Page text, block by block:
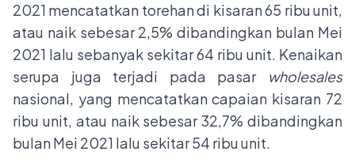
2021 mencatatkan torehan di kisaran 65 ribu unit,
atau naik sebesar 2,5% dibandingkan bulan Mei
2021 lalu sebanyak sekitar 64 ribu unit. Kenaikan
serupa juga terjadi pada pasar wholesales
nasional, yang mencatatkan capaian kisaran 72
ribu unit, atau naik sebesar 32,7% dibandingkan
bulan Mei 2021 lalu sekitar 54 ribu unit.